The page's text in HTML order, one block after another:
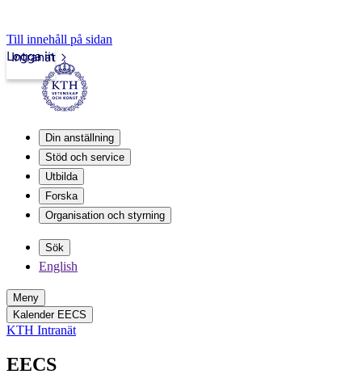
Till innehåll på sidan
Intranät
Logga in
Din anställning
Stöd och service
Utbilda
Forska
Organisation och styrning
Sök
English
Meny
Kalender EECS
KTH Intranät
EECS